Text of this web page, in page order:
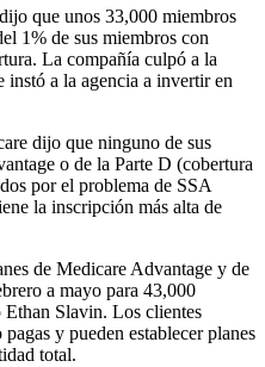
que unos 33,000 miembros
1% de sus miembros con
La compañía culpó a la
instó a la agencia a invertir en
dijo que ninguno de sus
o de la Parte D (cobertura
por el problema de SSA
la inscripción más alta de
de Medicare Advantage y de
a mayo para 43,000
Slavin. Los clientes
y pueden establecer planes
total.